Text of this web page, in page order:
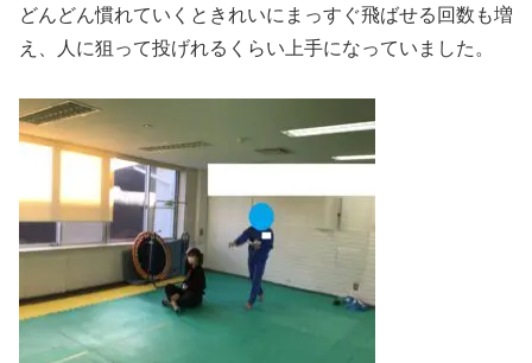
どんどん慣れていくときれいにまっすぐ飛ばせる回数も増
え、人に狙って投げれるくらい上手になっていました。